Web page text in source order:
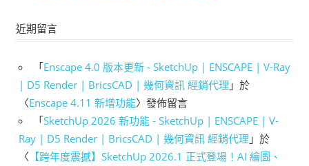
近期留言
「Enscape 4.0 版本更新 - SketchUp | ENSCAPE | V-Ray
| D5 Render | BricsCAD | 幾何資訊 經銷代理 」於
〈Enscape 4.11 新增功能〉發佈留言
「SketchUp 2026 新功能 - SketchUp | ENSCAPE | V-
Ray | D5 Render | BricsCAD | 幾何資訊 經銷代理 」於
〈 【跨年度震撼】SketchUp 2026.1 正式登場！AI 繪圖、